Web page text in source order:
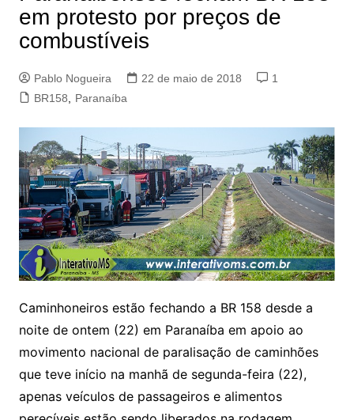
em protesto por preços de
combustíveis
Pablo Nogueira 22 de maio de 2018
1
BR158
Paranaíba
Caminhoneiros estão fechando a BR 158 desde a
noite de ontem (22) em Paranaíba em apoio ao
movimento nacional de paralisação de caminhões
que teve início na manhã de segunda-feira (22),
apenas veículos de passageiros e alimentos